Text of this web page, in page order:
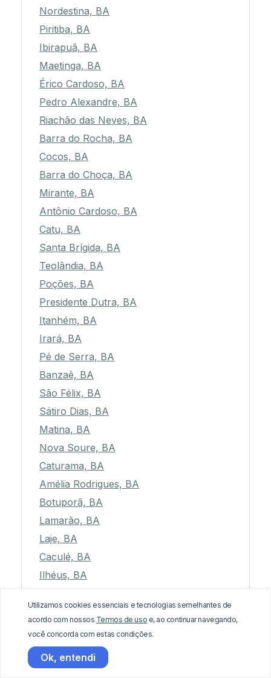
Nordestina, BA
Piritiba, BA
Ibirapuã, BA
Maetinga, BA
Érico Cardoso, BA
Pedro Alexandre, BA
Riachão das Neves, BA
Barra do Rocha, BA
Cocos, BA
Barra do Choça, BA
Mirante, BA
Antônio Cardoso, BA
Catu, BA
Santa Brígida, BA
Teolândia, BA
Poções, BA
Presidente Dutra, BA
Itanhém, BA
Irará, BA
Pé de Serra, BA
Banzaê, BA
São Félix, BA
Sátiro Dias, BA
Matina, BA
Nova Soure, BA
Caturama, BA
Amélia Rodrigues, BA
Botuporã, BA
Lamarão, BA
Laje, BA
Caculé, BA
Ilhéus, BA
Jaguaripe, BA
Jucuruçu, BA
Belmonte, BA
Caraíbas, BA
Utilizamos cookies essenciais e tecnologias semelhantes de
acordo com nossos Termos de uso e, ao continuar navegando,
você concorda com estas condições.
Ok, entendi